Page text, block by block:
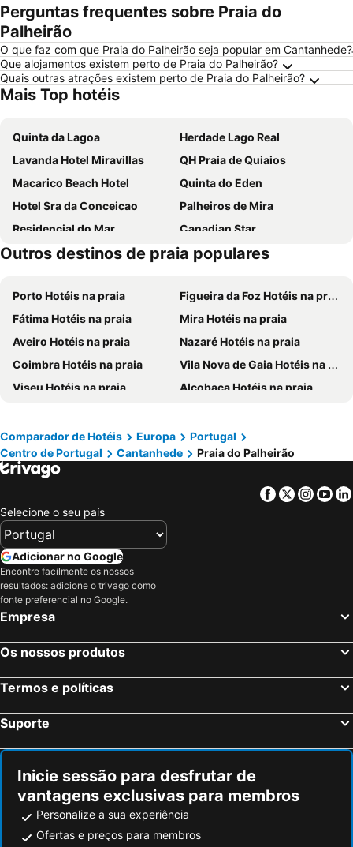
Perguntas frequentes sobre Praia do
Palheirão
O que faz com que Praia do Palheirão seja popular em Cantanhede?
Que alojamentos existem perto de Praia do Palheirão?
Quais outras atrações existem perto de Praia do Palheirão?
Mais Top hotéis
Quinta da Lagoa
Herdade Lago Real
Lavanda Hotel Miravillas
QH Praia de Quiaios
Macarico Beach Hotel
Quinta do Eden
Hotel Sra da Conceicao
Palheiros de Mira
Residencial do Mar
Canadian Star
Avenida
Atlantic Spot Guest House
GuestHouse O Cuco
O VIOLAS - Art Coffee & Guesthouse
Buganvilias House
ComVida Quiaios
Outros destinos de praia populares
Porto Hotéis na praia
Figueira da Foz Hotéis na praia
Fátima Hotéis na praia
Mira Hotéis na praia
Aveiro Hotéis na praia
Nazaré Hotéis na praia
Coimbra Hotéis na praia
Vila Nova de Gaia Hotéis na praia
Viseu Hotéis na praia
Alcobaça Hotéis na praia
Tomar Hotéis na praia
Matosinhos Hotéis na praia
Ílhavo Hotéis na praia
Seia Hotéis na praia
São Pedro de Moel Hotéis na praia
Maia Hotéis na praia
Espinho Hotéis na praia
Mortágua Hotéis na praia
Curia Hotéis na praia
Águeda Hotéis na praia
Arouca Hotéis na praia
São João da Madeira Hotéis na praia
Nelas Hotéis na praia
Vagos Hotéis na praia
Oliveira do Hospital Hotéis na praia
Porto de Mós Hotéis na praia
Comparador de Hotéis Europa
Portugal
Centro de Portugal
Cantanhede Praia do Palheirão
Facebook
Twitter
Selecione o seu país
Adicionar no Google
Encontre facilmente os nossos
resultados: adicione o trivago como
fonte preferencial no Google.
Empresa
Os nossos produtos
Termos e políticas
Suporte
Inicie sessão para desfrutar de
vantagens exclusivas para membros
Personalize a sua experiência
Ofertas e preços para membros